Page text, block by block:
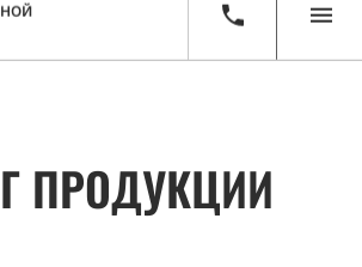
ПРОДУКЦИИ